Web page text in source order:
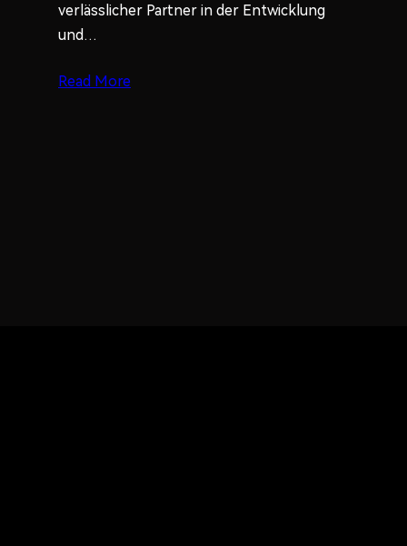
verlässlicher Partner in der Entwicklung
und…
Read More